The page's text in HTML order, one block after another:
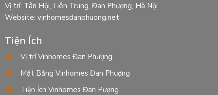
Vị trí: Tân Hội, Liên Trung, Đan Phượng, Hà Nội
Website: vinhomesdanphuong.net
Tiện Ích
Vị trí Vinhomes Đan Phượng
Mặt Bằng Vinhomes Đan Phượng
Tiện Ích Vinhomes Đan Pượng